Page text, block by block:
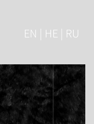
EN | HE | RU